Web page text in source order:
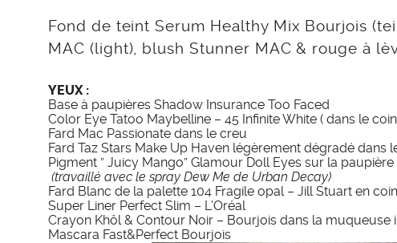
Fond de teint Serum Healthy Mix Bourjois
MAC (light), blush Stunner MAC & rouge à
YEUX :
Base à paupières Shadow Insurance Too Faced
Color Eye Tatoo Maybelline – 45 Infinite White ( dans le
Fard Mac Passionate dans le creu
Fard Taz Stars Make Up Haven légèrement dégradé dans
Pigment ” Juicy Mango” Glamour Doll Eyes sur la
(travaillé avec le spray Dew Me de Urban Decay)
Fard Blanc de la palette 104 Fragile opal – Jill Stuart en
Super Liner Perfect Slim – L’Oréal
Crayon Khôl & Contour Noir – Bourjois dans la muqueuse
Mascara Fast&Perfect Bourjois